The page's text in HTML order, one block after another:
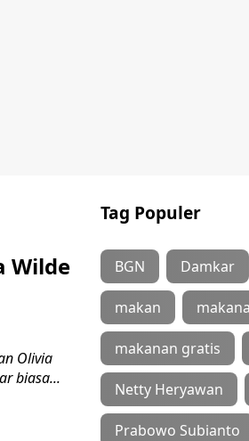
Wilde
Olivia
biasa...
Tag Populer
BGN Damkar
makan
makanan gratis
Netty Heryawan
Prabowo Subianto